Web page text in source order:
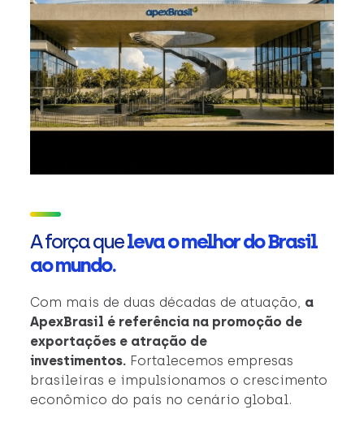
A força queleva o melhor do Brasil
ao mundo.
Com mais de duas décadas de atuação, a
ApexBrasil é referência na promoção de
exportações e atração de
investimentos. Fortalecemos empresas
brasileiras e impulsionamos o crescimento
econômico do país no cenário global.